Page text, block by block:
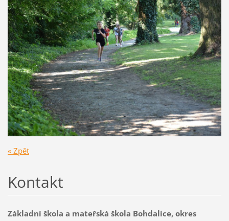
« Zpět
Kontakt
Základní škola a mateřská škola Bohdalice, okres